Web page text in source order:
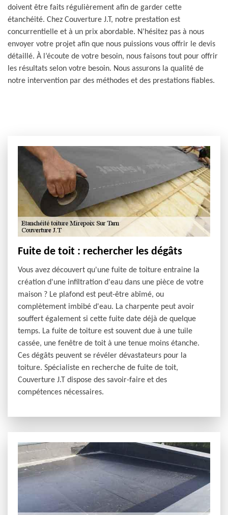
doivent être faits régulièrement afin de garder cette
étanchéité. Chez Couverture J.T, notre prestation est
concurrentielle et à un prix abordable. N’hésitez pas à nous
envoyer votre projet afin que nous puissions vous offrir le devis
détaillé. À l’écoute de votre besoin, nous faisons tout pour offrir
les résultats selon votre besoin. Nous assurons la qualité de
notre intervention par des méthodes et des prestations fiables.
Fuite de toit : rechercher les dégâts
Vous avez découvert qu'une fuite de toiture entraine la
création d'une infiltration d'eau dans une pièce de votre
maison ? Le plafond est peut-être abîmé, ou
complètement imbibé d'eau. La charpente peut avoir
souffert également si cette fuite date déjà de quelque
temps. La fuite de toiture est souvent due à une tuile
cassée, une fenêtre de toit à une tenue moins étanche.
Ces dégâts peuvent se révéler dévastateurs pour la
toiture. Spécialiste en recherche de fuite de toit,
Couverture J.T dispose des savoir-faire et des
compétences nécessaires.